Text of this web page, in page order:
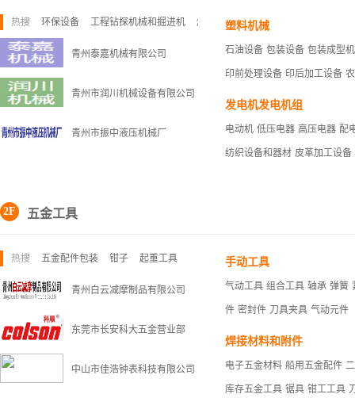
热搜 环保设备 工程钻探机械和掘进机 燃气设备
青州泰嘉机械有限公司
青州市润川机械设备有限公司
青州市振中液压机械厂
塑料机械
石油设备 包装设备 包装成型
印前处理设备 印后加工设备
发电机发电机组
电动机 低压电器 高压电器 配
纺织设备和器材 皮革加工设备
2F 五金工具
热搜 五金配件包装 钳子 起重工具
青州白云减摩制品有限公司
东莞市长安科大五金营业部
中山市佳浩钟表科技有限公司
手动工具
气动工具 组合工具 轴承 弹簧
件 密封件 刀具夹具 气动元件
焊接材料和附件
电子五金材料 船用五金配件
库存五金工具 锯具 钳工工具